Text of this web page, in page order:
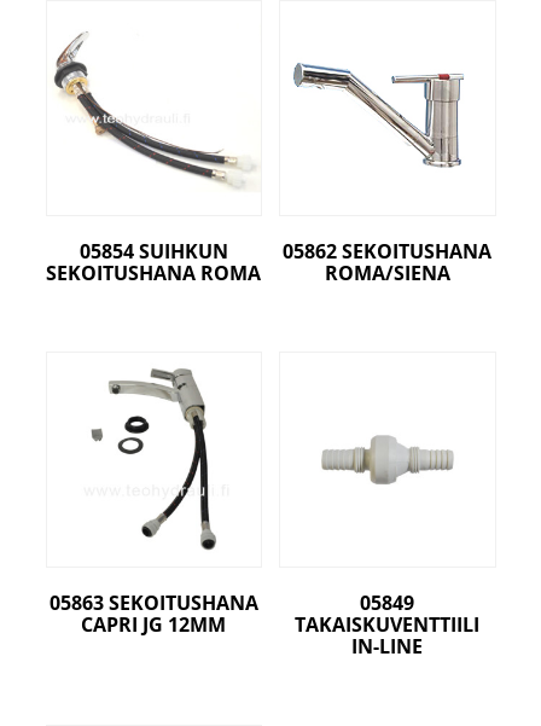
05854 SUIHKUN
SEKOITUSHANA ROMA
05862 SEKOITUSHANA
ROMA/SIENA
05863 SEKOITUSHANA
CAPRI JG 12MM
05849
TAKAISKUVENTTIILI
IN-LINE